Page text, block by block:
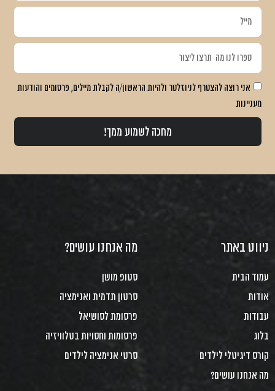
אני רוצה להצטרף לניוזלטר ולהיות הראשון/ה לקבלת מיילים, פרסומים והודעות
מעניינות
מחכה לשמוע ממך!
ניווט באתר
עמוד הבית
אודות
עבודות
בלוג
קורס דיגיטלי לילדים
מה אנחנו עושים?
מה אנחנו עושים?
סטופ מושן
סרטון תדמית ואנימציה
פרסומת לסושיאל
פרסומות וחסויות בטלוויזיה
סרטי אנימציה לילדים